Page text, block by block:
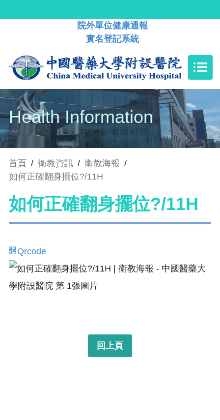
院外單位健康通報
實名登記系統
Health Information
首頁 / 衛教資訊 / 衛教海報 /
如何正確翻身擺位?/11H
如何正確翻身擺位?/11H
Qrcode
回上頁